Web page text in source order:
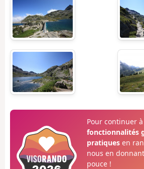
Pour continuer
fonctionnalités
pratiquesen
nous en
pouce !